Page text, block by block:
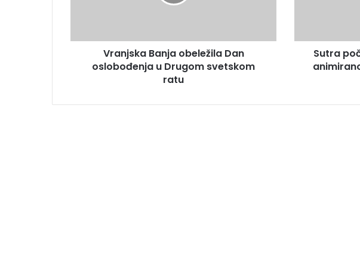
Vranjska Banja obeležila Dan
oslobođenja u Drugom svetskom
ratu
Sutra